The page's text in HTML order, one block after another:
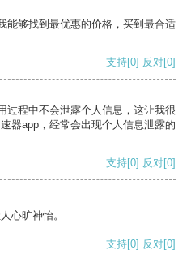
能够找到最优惠的价格，买到最合适
支持[0] 反对[0]
过程中不会泄露个人信息，这让我很
器app，经常会出现个人信息泄露的
支持[0] 反对[0]
心旷神怡。
支持[0] 反对[0]